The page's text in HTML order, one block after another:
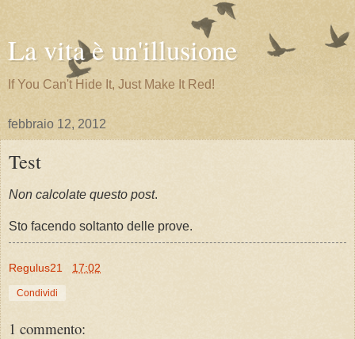
La vita è un'illusione
If You Can't Hide It, Just Make It Red!
febbraio 12, 2012
Test
Non calcolate questo post.
Sto facendo soltanto delle prove.
Regulus21 17:02
Condividi
1 commento: